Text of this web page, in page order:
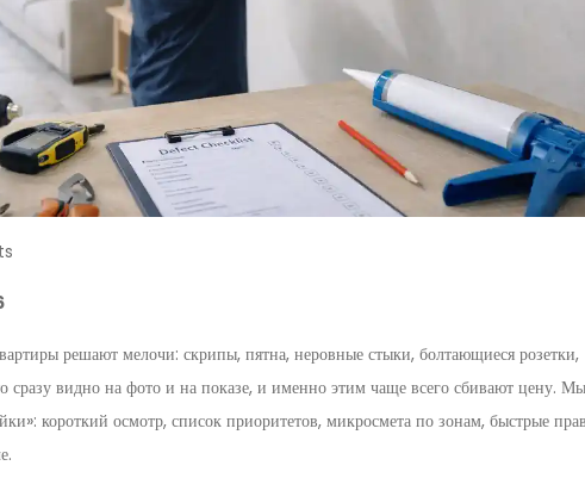
решают мелочи: скрипы, пятна, неровные стыки, болтающиеся розетки,
сразу видно на фото и на показе, и именно этим чаще всего сбивают цену.
короткий осмотр, список приоритетов, микросмета по зонам, быстрые